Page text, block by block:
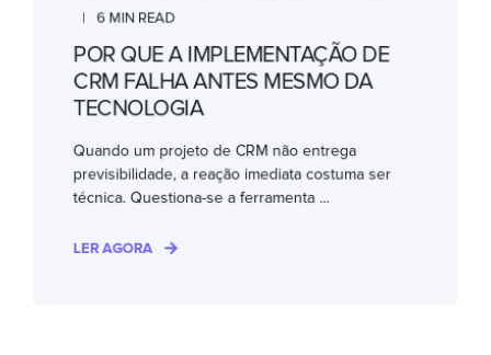
6 MIN READ
POR QUE A IMPLEMENTAÇÃO DE
CRM FALHA ANTES MESMO DA
TECNOLOGIA
Quando um projeto de CRM não entrega
previsibilidade, a reação imediata costuma ser
técnica. Questiona-se a ferramenta ...
LER AGORA